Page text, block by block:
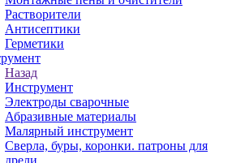
Растворители
Антисептики
Герметики
Назад
Инструмент
Электроды сварочные
Абразивные материалы
Малярный инструмент
Сверла, буры, коронки. патроны для
дрели